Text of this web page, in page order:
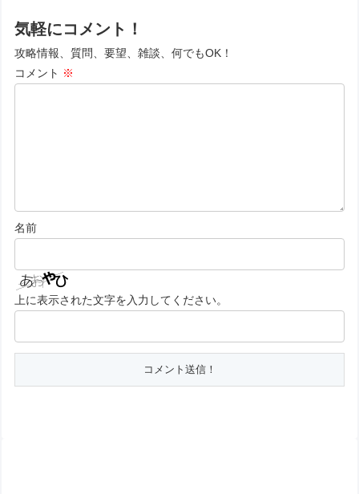
気軽にコメント！
攻略情報、質問、要望、雑談、何でもOK！
コメント ※
名前
上に表示された文字を入力してください。